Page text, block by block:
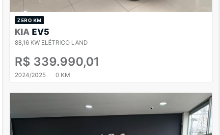
ZERO KM
KIA EV5
88,16 KW ELÉTRICO LAND
R$ 339.990,01
2024/2025 0 KM